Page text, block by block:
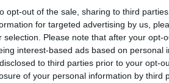
opt-out of the sale, sharing to third
for targeted advertising by us,
selection. Please note that after your opt-
interest-based ads based on personal
to third parties prior to your opt-
of your personal information by third